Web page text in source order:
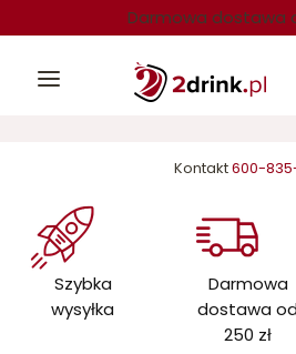
Darmowa dostawa
Menu
Kontakt600-
Szybka
wysyłka
Darmowa
dostawa od
250 zł